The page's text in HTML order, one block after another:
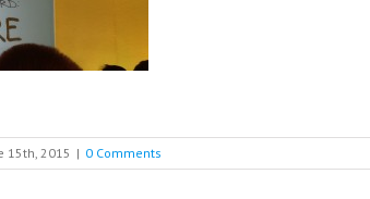
15th, 2015 | 0 Comments